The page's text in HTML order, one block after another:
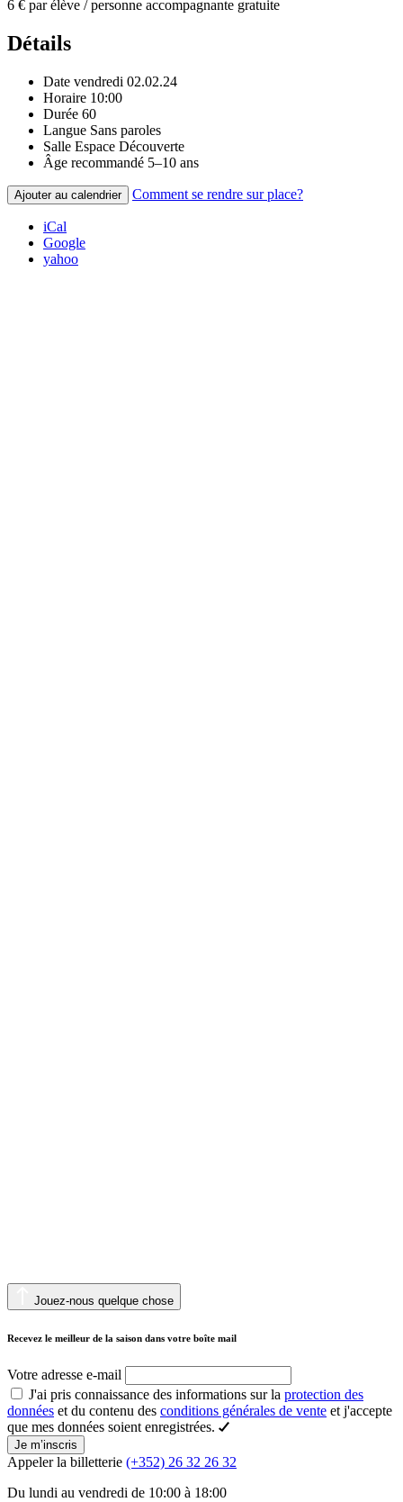
6 € par élève / personne accompagnante gratuite
Détails
Date vendredi 02.02.24
Horaire 10:00
Durée 60
Langue Sans paroles
Salle Espace Découverte
Âge recommandé 5–10 ans
Ajouter au calendrier Comment se rendre sur place?
iCal
Google
yahoo
Jouez-nous quelque chose
Recevez le meilleur de la saison dans votre boîte mail
Votre adresse e-mail
J'ai pris connaissance des informations sur la protection des
données et du contenu des conditions générales de vente et j'accepte
que mes données soient enregistrées.
Je m’inscris
Appeler la billetterie (+352) 26 32 26 32
Du lundi au vendredi de 10:00 à 18:00